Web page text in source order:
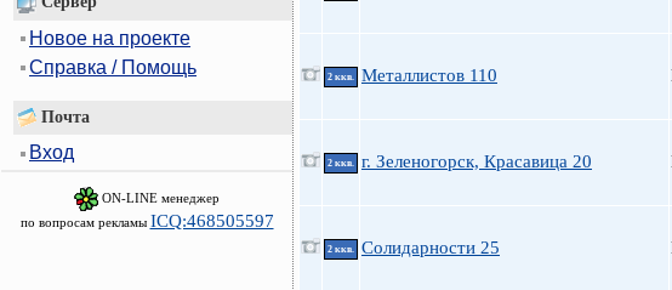
Новое на проекте
Справка / Помощь
Почта
Вход
ON-LINE менеджер
по вопросам рекламы ICQ:468505597
2 ккв. Металлистов 110
2 ккв. г. Зеленогорск, Красавица 20
2 ккв. Солидарности 25